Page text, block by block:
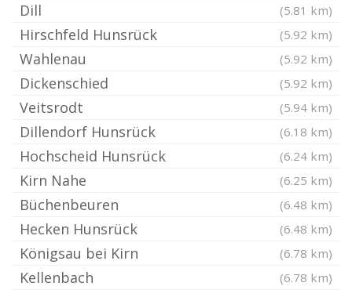
Dill (5.81 km)
Hirschfeld Hunsrück (5.92 km)
Wahlenau (5.92 km)
Dickenschied (5.92 km)
Veitsrodt (5.94 km)
Dillendorf Hunsrück (6.18 km)
Hochscheid Hunsrück (6.24 km)
Kirn Nahe (6.25 km)
Büchenbeuren (6.48 km)
Hecken Hunsrück (6.48 km)
Königsau bei Kirn (6.78 km)
Kellenbach (6.78 km)